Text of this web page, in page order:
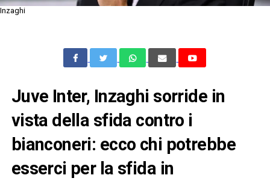
Inzaghi
Juve Inter, Inzaghi sorride in
vista della sfida contro i
bianconeri: ecco chi potrebbe
esserci per la sfida in